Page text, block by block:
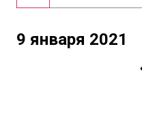
9 января 2021